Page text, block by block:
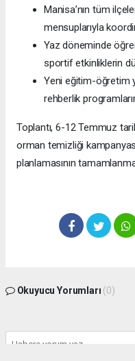
Manisa’nın tüm
mensuplarıyla
Yaz döneminde
sportif etkinliklerin
Yeni eğitim-öğretim
rehberlik
Toplantı, 6-12 Temmuz
orman temizliği
planlamasının
Okuyucu Yorumları (0)